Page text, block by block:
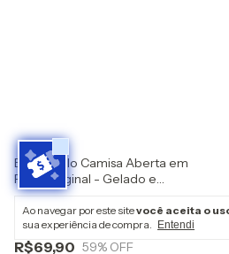
Ao navegar por este sitevocê aceita o
sua experiência de compra.
Entendi
Blusa Estilo Camisa Aberta em
Fluity Original - Gelado e
Nobre
(0)
R$69,90
R$169,00
59% OFF